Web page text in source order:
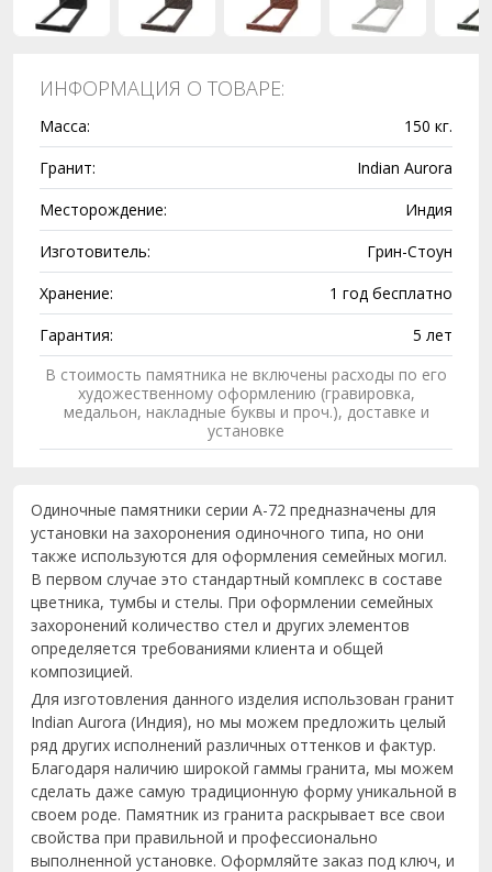
ИНФОРМАЦИЯ О ТОВАРЕ:
Масса:
150 кг.
Гранит:
Indian Aurora
Месторождение:
Индия
Изготовитель:
Грин-Стоун
Хранение:
1 год бесплатно
Гарантия:
5 лет
В стоимость памятника не включены расходы по его
художественному оформлению (гравировка,
медальон, накладные буквы и проч.), доставке и
установке
Одиночные памятники серии A-72 предназначены для
установки на захоронения одиночного типа, но они
также используются для оформления семейных могил.
В первом случае это стандартный комплекс в составе
цветника, тумбы и стелы. При оформлении семейных
захоронений количество стел и других элементов
определяется требованиями клиента и общей
композицией.
Для изготовления данного изделия использован гранит
Indian Aurora (Индия), но мы можем предложить целый
ряд других исполнений различных оттенков и фактур.
Благодаря наличию широкой гаммы гранита, мы можем
сделать даже самую традиционную форму уникальной в
своем роде. Памятник из гранита раскрывает все свои
свойства при правильной и профессионально
выполненной установке. Оформляйте заказ под ключ, и